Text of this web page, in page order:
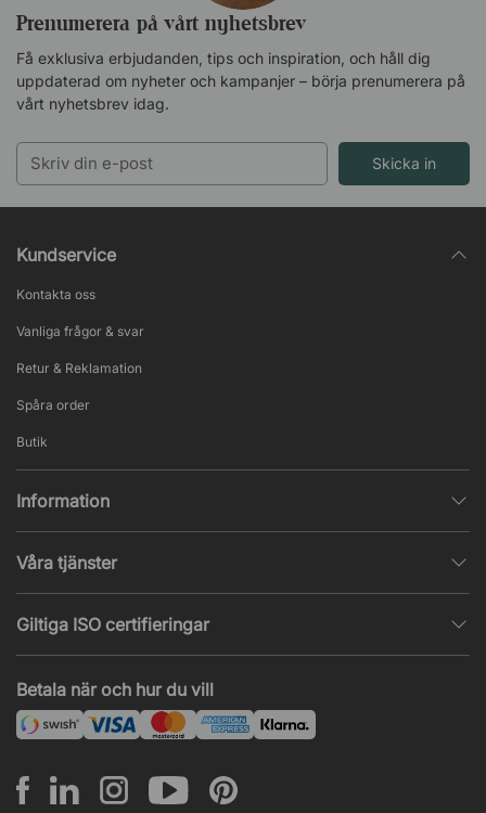
Prenumerera på vårt nyhetsbrev
Få exklusiva erbjudanden, tips och inspiration, och håll dig
uppdaterad om nyheter och kampanjer – börja prenumerera på
vårt nyhetsbrev idag.
Skicka in
Kundservice
Kontakta oss
Vanliga frågor & svar
Retur & Reklamation
Spåra order
Butik
Information
Försäljningsvillkor
Populära sidor
Nyheter & artiklar
Våra tjänster
Tysta rum & telefonbås
Projekt & offert
Montering
Betala när och hur du vill
Giltiga ISO certifieringar
ISO 14001– Miljöledning
ISO 45001– Arbetsmiljöledning